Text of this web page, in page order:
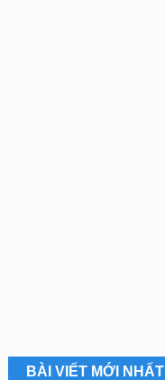
BÀI VIẾT MỚI NHẤT